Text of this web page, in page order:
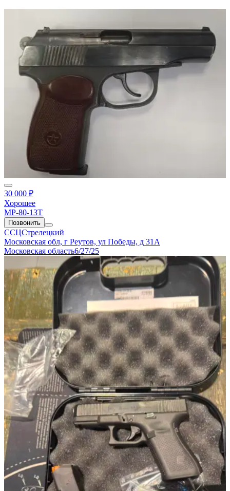
30 000 ₽
Хорошее
МР-80-13Т
Позвонить
ССЦСтрелецкий
Московская обл, г Реутов, ул Победы, д 31А
Московская область6/27/25